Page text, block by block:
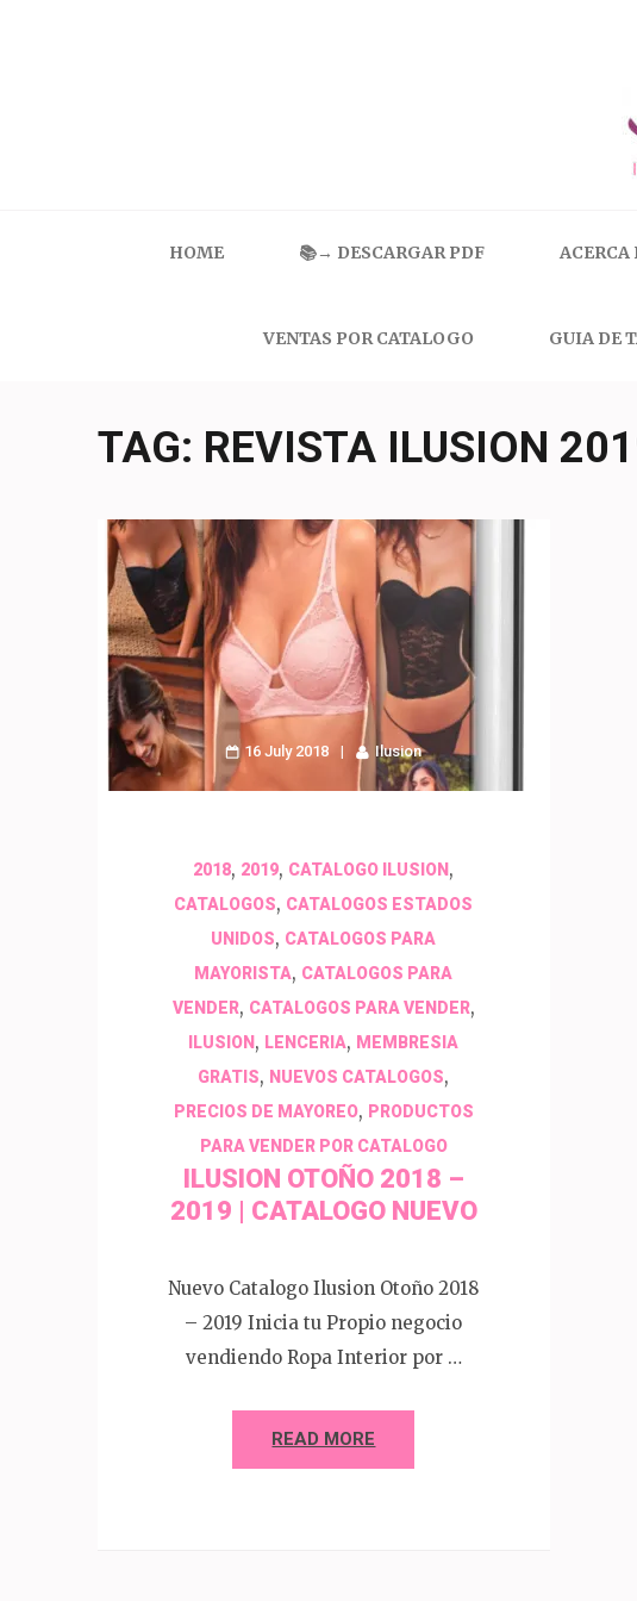
HOME 📚→ DESCARGAR PDF ACERCA
VENTAS POR CATALOGO GUIA DE
TAG: REVISTA ILUSION
16 July 2018 Ilusion
2018, 2019, CATALOGO ILUSION ,
CATALOGOS, CATALOGOS ESTADOS
UNIDOS, CATALOGOS PARA
MAYORISTA, CATALOGOS PARA
VENDER, CATALOGOS PARA VENDER,
ILUSION , LENCERIA, MEMBRESIA
GRATIS, NUEVOS CATALOGOS,
PRECIOS DE MAYOREO, PRODUCTOS
PARA VENDER POR CATALOGO
ILUSION OTOÑO 2018 –
2019 | CATALOGO NUEVO
Nuevo Catalogo Ilusion Otoño 2018
– 2019 Inicia tu Propio negocio
vendiendo Ropa Interior por …
READ MORE